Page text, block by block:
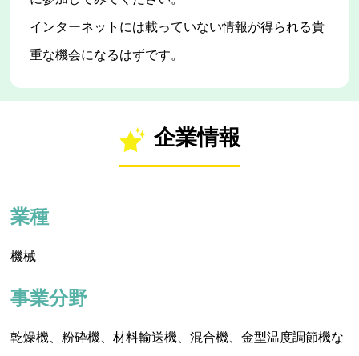
インターネットには載っていない情報が得られる貴
重な機会になるはずです。
企業情報
業種
機械
事業分野
乾燥機、粉砕機、材料輸送機、混合機、金型温度調節機な